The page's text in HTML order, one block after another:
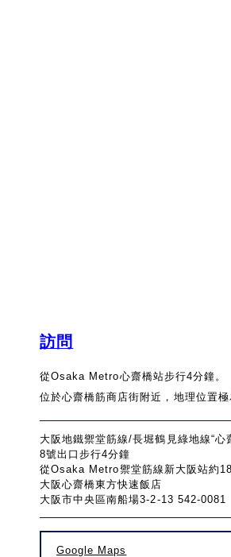
訪問
從Osaka Metro心齋橋站步行4分鐘。
位於心齋橋筋商店街附近，地理位置極
大阪地鐵禦堂筋線/長堀鶴見綠地線“心
8號出口步行4分鐘
從Osaka Metro禦堂筋線新大阪站約
大阪心齋橋東方快速飯店
大阪市中央區南船場3-2-13 542-0081
Google Maps